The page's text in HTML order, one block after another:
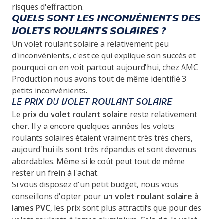
risques d'effraction.
QUELS SONT LES INCONVÉNIENTS DES
VOLETS ROULANTS SOLAIRES ?
Un volet roulant solaire a relativement peu
d'inconvénients, c'est ce qui explique son succès et
pourquoi on en voit partout aujourd'hui, chez AMC
Production nous avons tout de même identifié 3
petits inconvénients.
LE PRIX DU VOLET ROULANT SOLAIRE
Le prix du volet roulant solaire reste relativement
cher. Il y a encore quelques années les volets
roulants solaires étaient vraiment très très chers,
aujourd'hui ils sont très répandus et sont devenus
abordables. Même si le coût peut tout de même
rester un frein à l'achat.
Si vous disposez d'un petit budget, nous vous
conseillons d'opter pour un volet roulant solaire à
lames PVC, les prix sont plus attractifs que pour des